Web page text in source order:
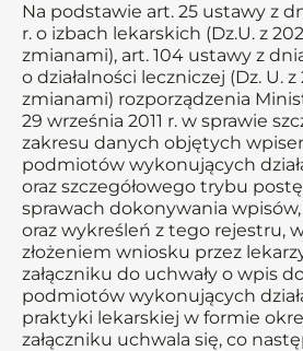
Na podstawie art. 25 ustawy z
r. o izbach lekarskich (Dz.U. z
zmianami), art. 104 ustawy z
o działalności leczniczej (Dz. U.
zmianami) rozporządzenia
29 września 2011 r. w sprawie
zakresu danych objętych
podmiotów wykonujących
oraz szczegółowego trybu
sprawach dokonywania
oraz wykreśleń z tego rejestru,
złożeniem wniosku przez
załączniku do uchwały o wpis
podmiotów wykonujących
praktyki lekarskiej w formie
załączniku uchwala się, co